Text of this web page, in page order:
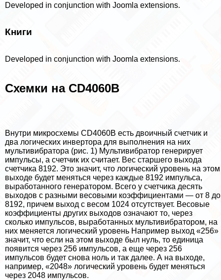
Developed in conjunction with Joomla extensions.
Книги
Developed in conjunction with Joomla extensions.
Схемки на СD4060В
Внутри микросхемы CD4060B есть двоичный счетчик и
два логических инвертора для выполнения на них
мультивибратора (рис. 1) Мультивибратор генерирует
импульсы, а счетчик их считает. Вес старшего выхода
счетчика 8192. Это значит, что логический уровень на этом
выходе будет меняться через каждые 8192 импульса,
выработанного генератором. Всего у счетчика десять
выходов с разными весовыми коэффициентами — от 8 до
8192, причем выход с весом 1024 отсутствует. Весовые
коэффициенты других выходов означают то, через
сколько импульсов, выработанных мультивибратором, на
них меняется логический уровень Например выход «256»
значит, что если на этом выходе был нуль, то единица
появится через 256 импульсов, а еще через 256
импульсов будет снова ноль и так далее. А на выходе,
например, «2048» логический уровень будет меняться
через 2048 импульсов.